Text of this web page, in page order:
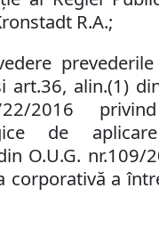
R.A.;
prevederile
art.36, alin.(1)
2016
de
O.U.G. nr.109/
corporativă a